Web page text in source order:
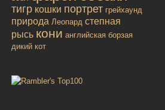
тигр кошки портрет грейхаунд
природа Леопард степная
рысь кони английская борзая
дикий кот